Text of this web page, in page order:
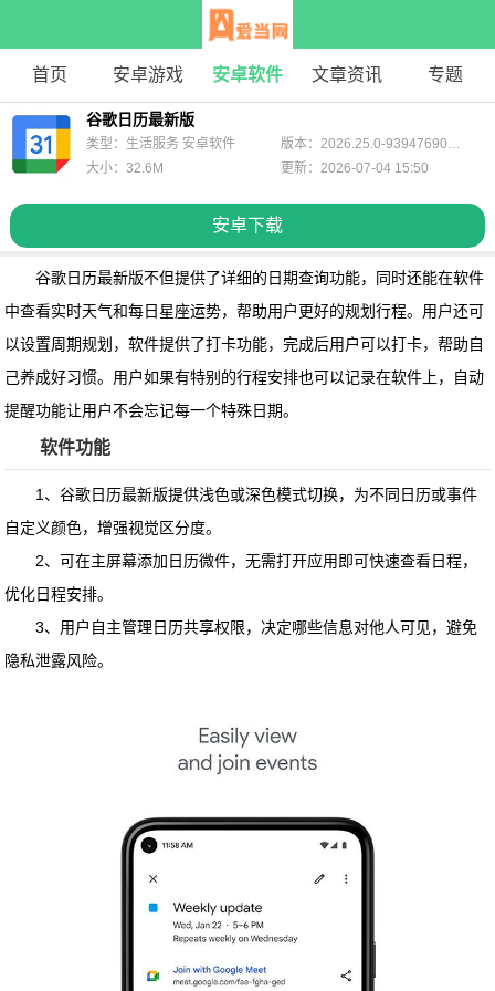
首页 安卓游戏 安卓软件 文章资讯 专题
谷歌日历最新版
安卓下载
类型：生活服务 安卓软件
版本：2026.25.0-939476906-release
大小：32.6M
更新：2026-07-04 15:50
谷歌日历最新版不但提供了详细的日期查询功能，同时还能在软件
中查看实时天气和每日星座运势，帮助用户更好的规划行程。用户还可
以设置周期规划，软件提供了打卡功能，完成后用户可以打卡，帮助自
己养成好习惯。用户如果有特别的行程安排也可以记录在软件上，自动
提醒功能让用户不会忘记每一个特殊日期。
软件功能
1、谷歌日历最新版提供浅色或深色模式切换，为不同日历或事件
自定义颜色，增强视觉区分度。
2、可在主屏幕添加日历微件，无需打开应用即可快速查看日程，
优化日程安排。
3、用户自主管理日历共享权限，决定哪些信息对他人可见，避免
隐私泄露风险。